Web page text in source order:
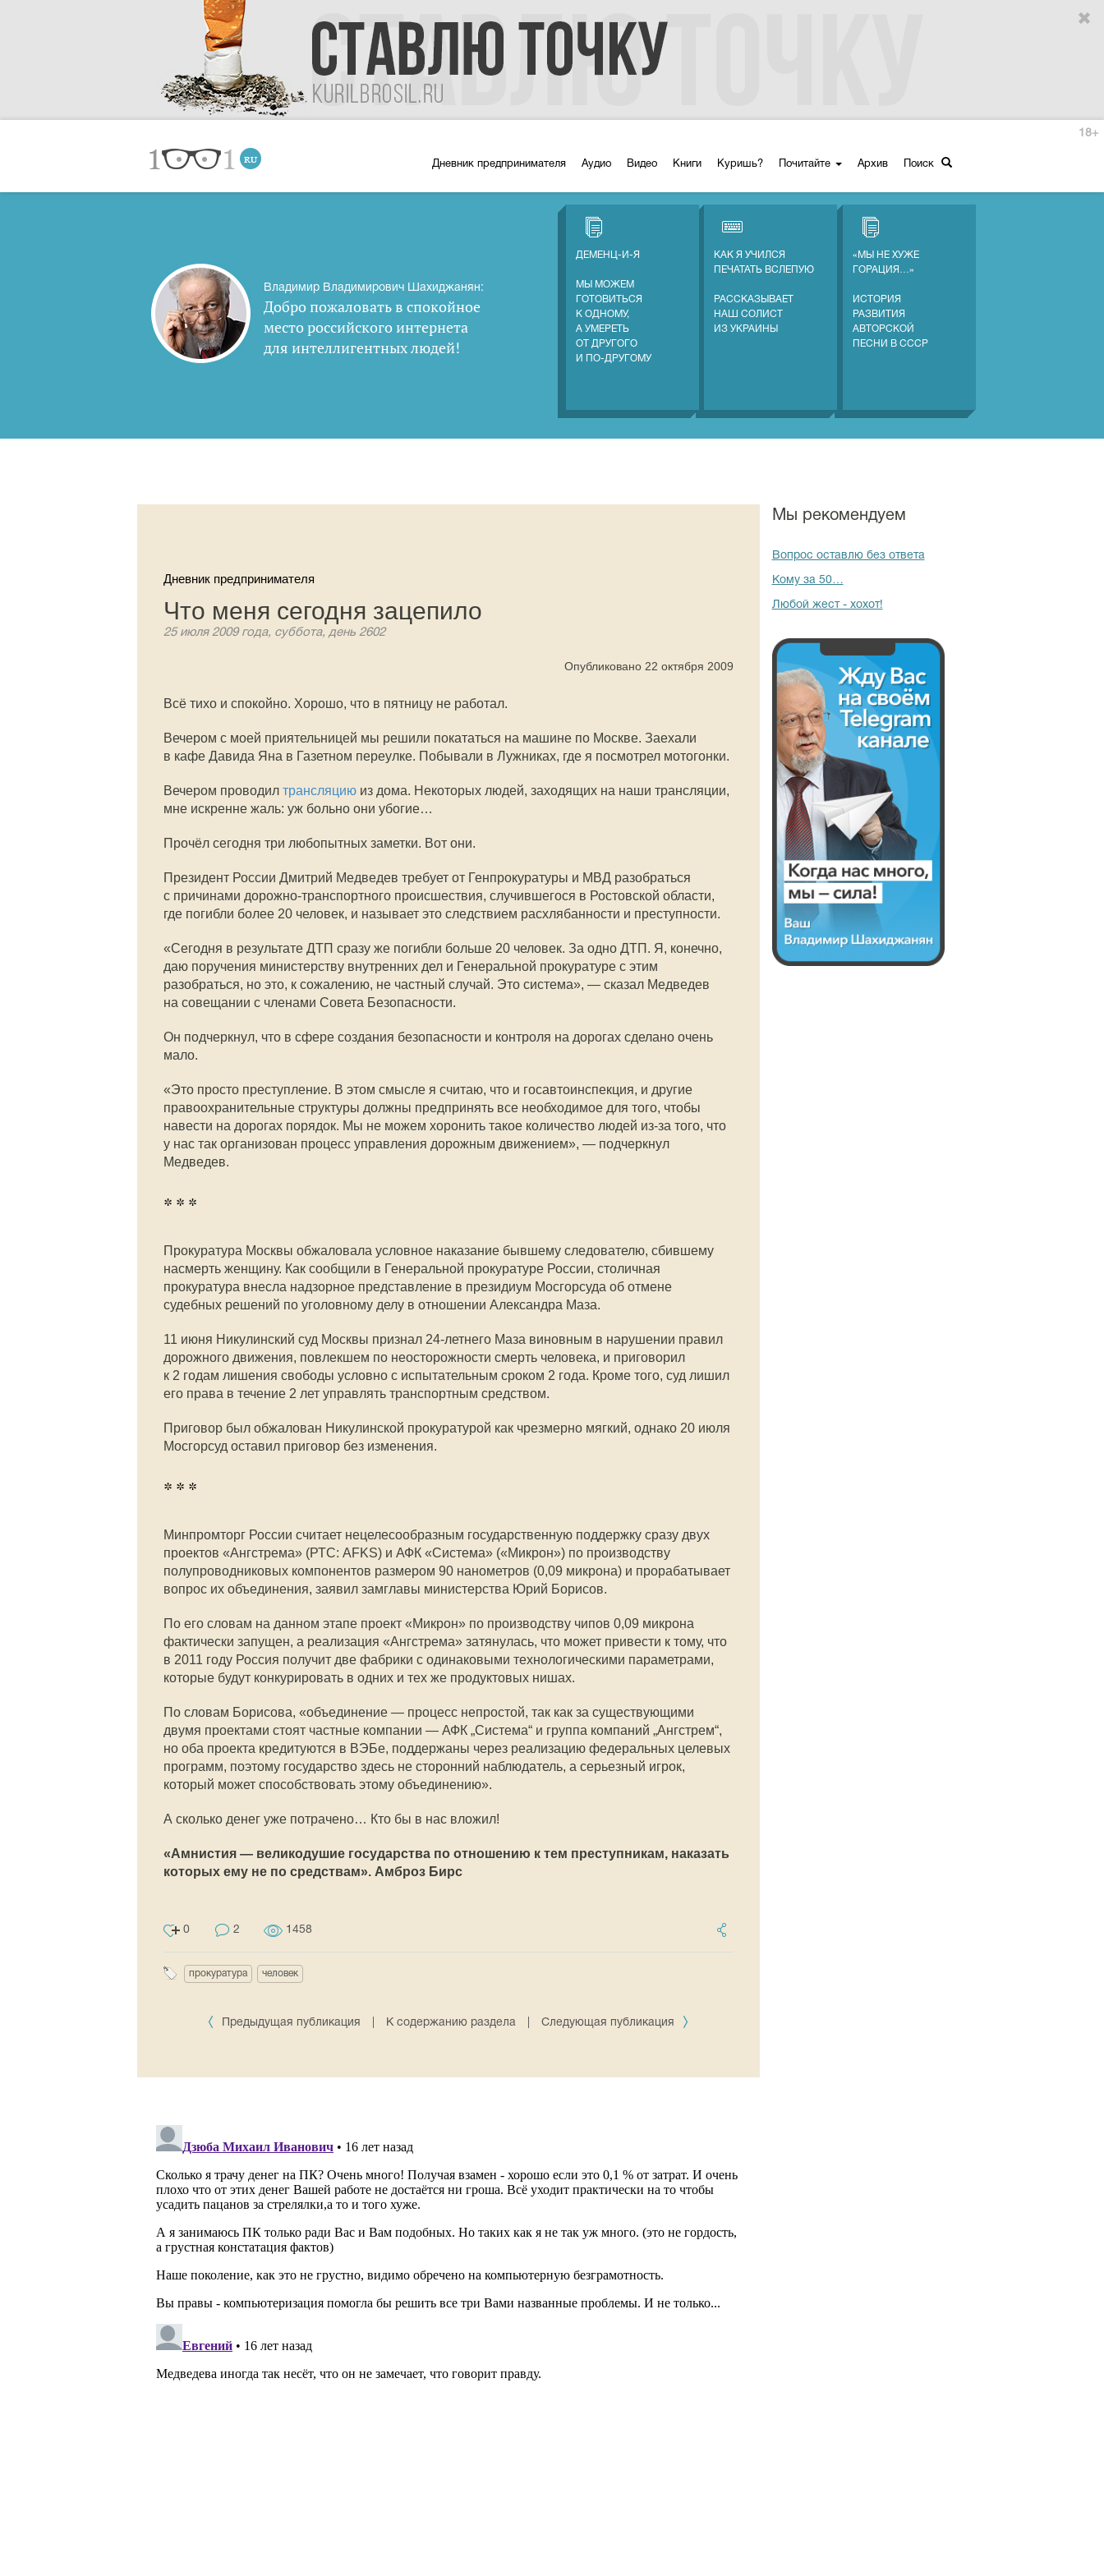
Дневник предпринимателя Аудио Видео Книги Куришь? Почитайте Архив Поиск
18+
Владимир Владимирович Шахиджанян:
Добро пожаловать в спокойное
место российского интернета
для интеллигентных людей!
ДЕМЕНЦ-И-Я
МЫ МОЖЕМ
ГОТОВИТЬСЯ
К ОДНОМУ,
А УМЕРЕТЬ
ОТ ДРУГОГО
И ПО-ДРУГОМУ
КАК Я УЧИЛСЯ
ПЕЧАТАТЬ ВСЛЕПУЮ
РАССКАЗЫВАЕТ
НАШ СОЛИСТ
ИЗ УКРАИНЫ
«МЫ НЕ ХУЖЕ
ГОРАЦИЯ…»
ИСТОРИЯ
РАЗВИТИЯ
АВТОРСКОЙ
ПЕСНИ В СССР
Дневник предпринимателя
Что меня сегодня зацепило
25 июля 2009 года, суббота, день 2602
Опубликовано 22 октября 2009
Всё тихо и спокойно. Хорошо, что в пятницу не работал.
Вечером с моей приятельницей мы решили покататься на машине по Москве. Заехали
в кафе Давида Яна в Газетном переулке. Побывали в Лужниках, где я посмотрел мотогонки.
Вечером проводил трансляцию из дома. Некоторых людей, заходящих на наши трансляции,
мне искренне жаль: уж больно они убогие…
Прочёл сегодня три любопытных заметки. Вот они.
Президент России Дмитрий Медведев требует от Генпрокуратуры и МВД разобраться
с причинами дорожно-транспортного происшествия, случившегося в Ростовской области,
где погибли более 20 человек, и называет это следствием расхлябанности и преступности.
«Сегодня в результате ДТП сразу же погибли больше 20 человек. За одно ДТП. Я, конечно,
даю поручения министерству внутренних дел и Генеральной прокуратуре с этим
разобраться, но это, к сожалению, не частный случай. Это система», — сказал Медведев
на совещании с членами Совета Безопасности.
Он подчеркнул, что в сфере создания безопасности и контроля на дорогах сделано очень
мало.
«Это просто преступление. В этом смысле я считаю, что и госавтоинспекция, и другие
правоохранительные структуры должны предпринять все необходимое для того, чтобы
навести на дорогах порядок. Мы не можем хоронить такое количество людей из-за того, что
у нас так организован процесс управления дорожным движением», — подчеркнул
Медведев.
* * *
Прокуратура Москвы обжаловала условное наказание бывшему следователю, сбившему
насмерть женщину. Как сообщили в Генеральной прокуратуре России, столичная
прокуратура внесла надзорное представление в президиум Мосгорсуда об отмене
судебных решений по уголовному делу в отношении Александра Маза.
11 июня Никулинский суд Москвы признал 24-летнего Маза виновным в нарушении правил
дорожного движения, повлекшем по неосторожности смерть человека, и приговорил
к 2 годам лишения свободы условно с испытательным сроком 2 года. Кроме того, суд лишил
его права в течение 2 лет управлять транспортным средством.
Приговор был обжалован Никулинской прокуратурой как чрезмерно мягкий, однако 20 июля
Мосгорсуд оставил приговор без изменения.
* * *
Минпромторг России считает нецелесообразным государственную поддержку сразу двух
проектов «Ангстрема» (РТС: AFKS) и АФК «Система» («Микрон») по производству
полупроводниковых компонентов размером 90 нанометров (0,09 микрона) и прорабатывает
вопрос их объединения, заявил замглавы министерства Юрий Борисов.
По его словам на данном этапе проект «Микрон» по производству чипов 0,09 микрона
фактически запущен, а реализация «Ангстрема» затянулась, что может привести к тому, что
в 2011 году Россия получит две фабрики с одинаковыми технологическими параметрами,
которые будут конкурировать в одних и тех же продуктовых нишах.
По словам Борисова, «объединение — процесс непростой, так как за существующими
двумя проектами стоят частные компании — АФК „Система“ и группа компаний „Ангстрем“,
но оба проекта кредитуются в ВЭБе, поддержаны через реализацию федеральных целевых
программ, поэтому государство здесь не сторонний наблюдатель, а серьезный игрок,
который может способствовать этому объединению».
А сколько денег уже потрачено… Кто бы в нас вложил!
«Амнистия — великодушие государства по отношению к тем преступникам, наказать
которых ему не по средствам». Амброз Бирс
0 2 1458
прокуратура человек
Предыдущая публикация К содержанию раздела Следующая публикация
Мы рекомендуем
Вопрос оставлю без ответа
Кому за 50…
Любой жест - хохот!